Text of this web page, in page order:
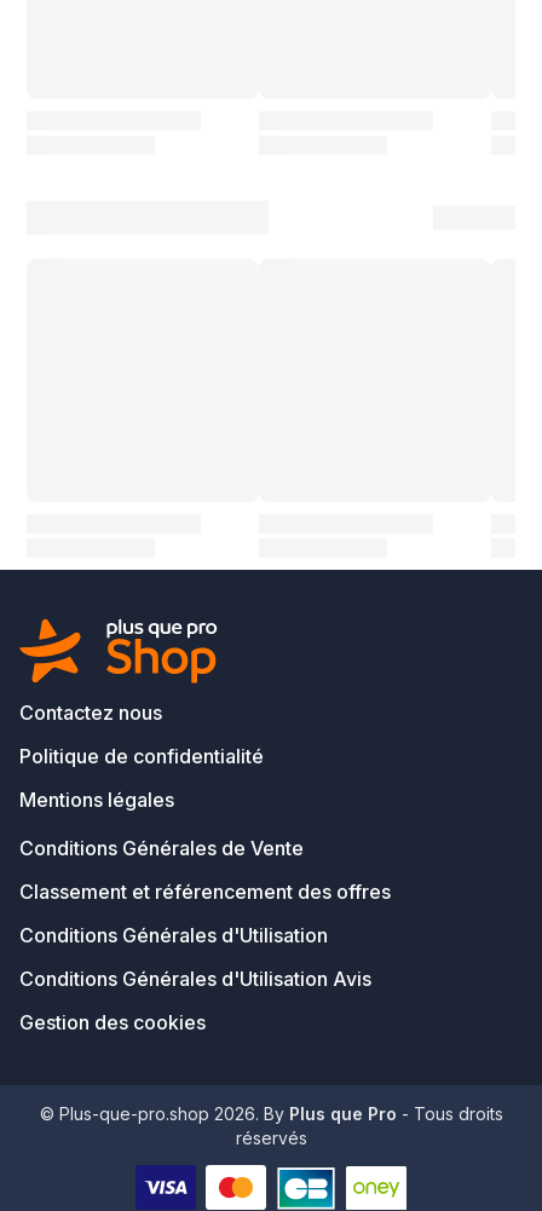
Contactez nous
Politique de confidentialité
Mentions légales
Conditions Générales de Vente
Classement et référencement des offres
Conditions Générales d'Utilisation
Conditions Générales d'Utilisation Avis
Gestion des cookies
© Plus-que-pro.shop 2026. By Plus que Pro - Tous droits
réservés